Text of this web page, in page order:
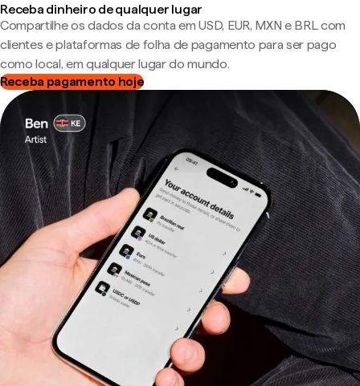
Receba dinheiro de qualquer lugar
Compartilhe os dados da conta em USD, EUR, MXN e BRL com
clientes e plataformas de folha de pagamento para ser pago
como local, em qualquer lugar do mundo.
Receba pagamento hoje